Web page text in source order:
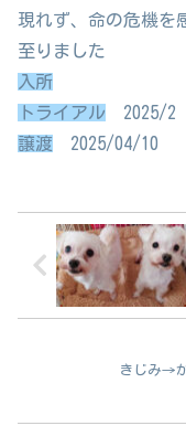
現れず、命の危機を
至りました
入所
トライアル 2025/2
譲渡 2025/04/10
きじみ→